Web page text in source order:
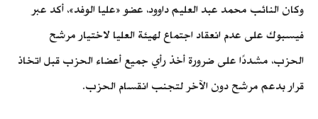
وكان النائب محمد عبد العليم داوود، عضو «عليا الوفد»، أكد عبر
فيسبوك على عدم انعقاد اجتماع لهيئة العليا لاختيار مرشح
الحزب، مشددًا على ضرورة أخذ رأي جميع أعضاء الحزب قبل اتخاذ
قرار بدعم مرشح دون الآخر لتجنب انقسام الحزب.